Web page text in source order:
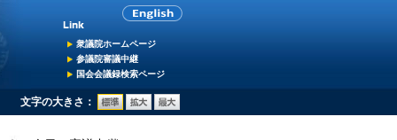
衆議院ホームページ
参議院審議中継
国会会議録検索ページ
文字の大きさ：